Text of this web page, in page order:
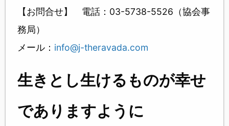
【お問合せ】 電話：03-5738-5526（協会事
務局）
メール： info@j-theravada.com
生きとし生けるものが幸せ
でありますように